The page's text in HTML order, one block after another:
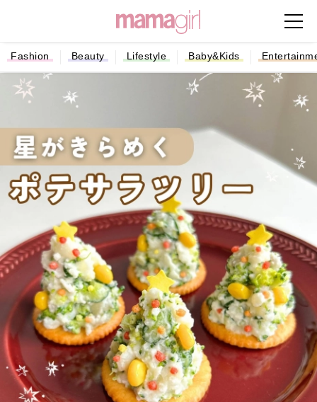
Fashion Beauty Lifestyle Baby&Kids